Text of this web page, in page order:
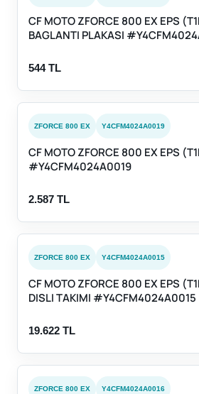
CF MOTO ZFORCE 800 EX EPS
BAGLANTI PLAKASI
544 TL
ZFORCE 800 EX Y4CFM4024A0019
CF MOTO ZFORCE 800 EX EPS
#Y4CFM4024A0019
2.587 TL
ZFORCE 800 EX Y4CFM4024A0015
CF MOTO ZFORCE 800 EX EPS
DISLI TAKIMI #Y4CFM4024A0015
19.622 TL
ZFORCE 800 EX Y4CFM4024A0016